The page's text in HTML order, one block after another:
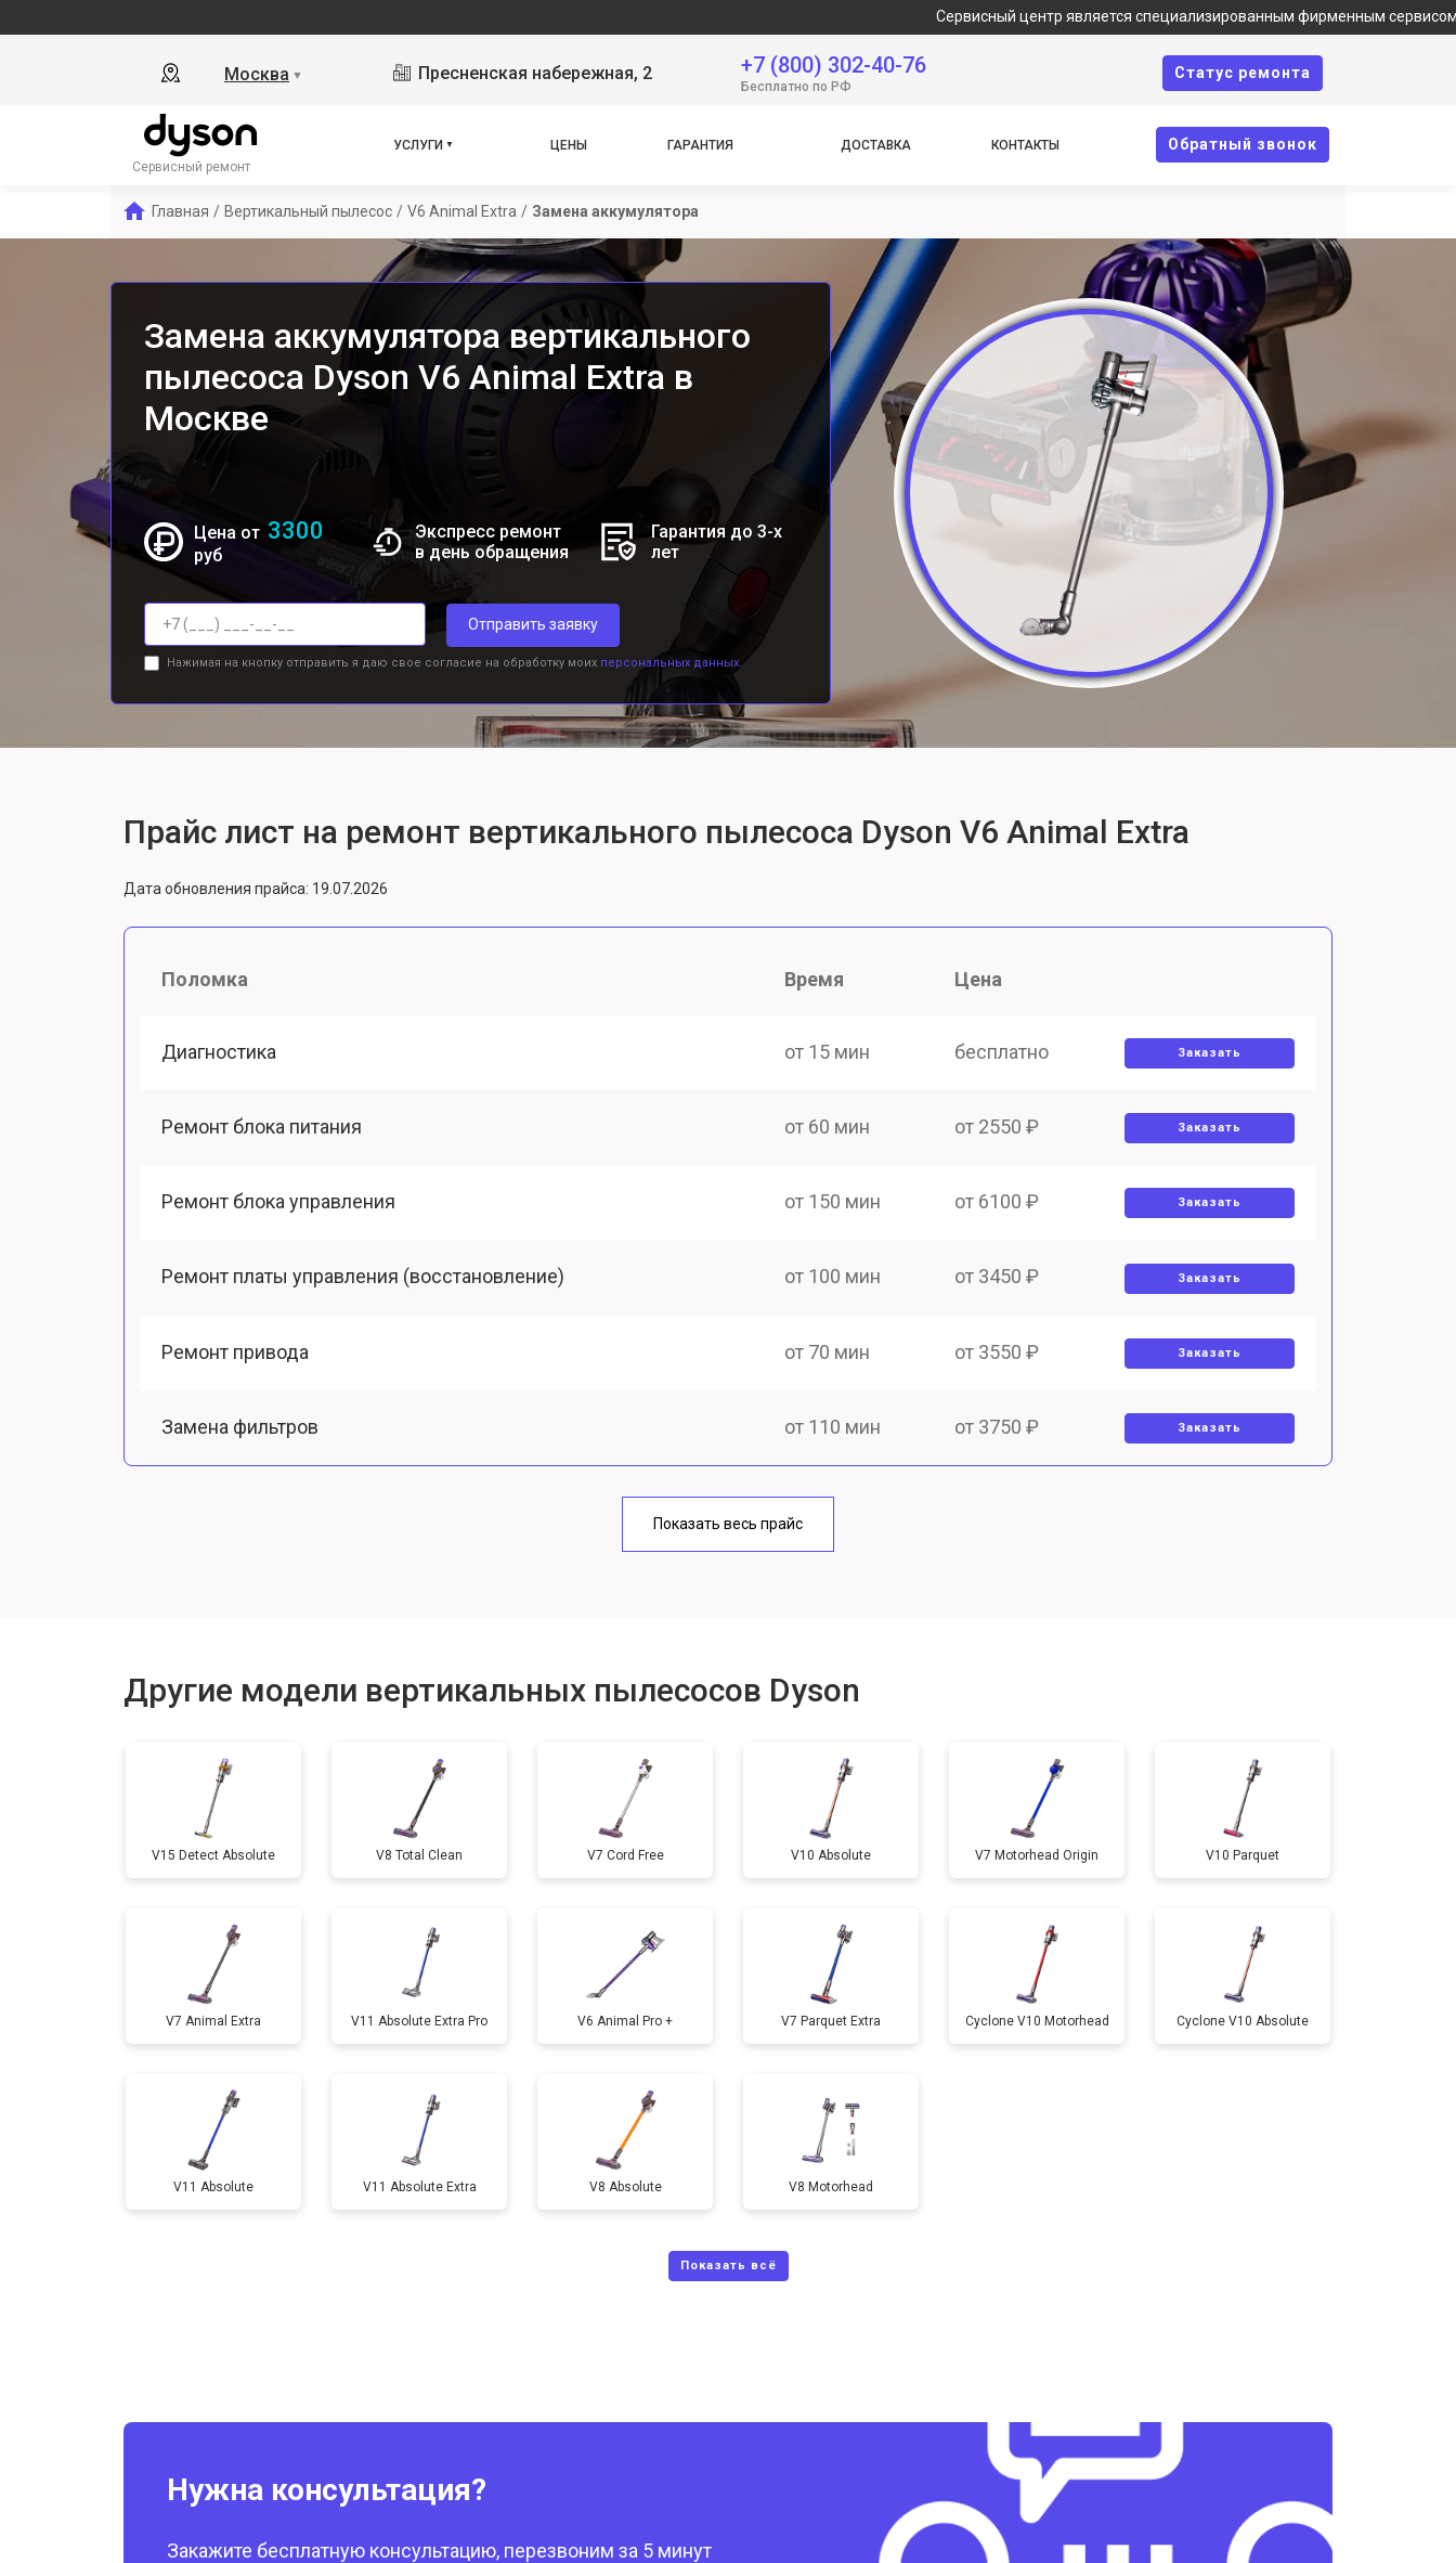
Сервисный центр является специализированным фирменным сервисом по
Москва ▼ Пресненская набережная, 2 +7 (800) 302-40-76
Бесплатно по РФ
Cтатус ремонта
Сервисный ремонт
УСЛУГИ ЦЕНЫ ГАРАНТИЯ ДОСТАВКА КОНТАКТЫ Oбратный звонок
Главная / Вертикальный пылесос / V6 Animal Extra / Замена аккумулятора
Замена аккумулятора вертикального
пылесоса Dyson V6 Animal Extra в
Москве
Цена от 3300
руб
Экспресс ремонт
в день обращения
Гарантия до 3-х
лет
Отправить заявку
Нажимая на кнопку отправить я даю свое согласие на обработку моих персональных данных.
Прайс лист на ремонт вертикального пылесоса Dyson V6 Animal Extra
Дата обновления прайса: 19.07.2026
Поломка Время Цена
Диагностика от 15 мин бесплатно Заказать
Ремонт блока питания от 60 мин от 2550 ₽ Заказать
Ремонт блока управления от 150 мин от 6100 ₽ Заказать
Ремонт платы управления (восстановление) от 100 мин от 3450 ₽ Заказать
Ремонт привода от 70 мин от 3550 ₽ Заказать
Замена фильтров от 110 мин от 3750 ₽ Заказать
от 80 мин
Показать весь прайс
Другие модели вертикальных пылесосов Dyson
V15 Detect Absolute V8 Total Clean V7 Cord Free V10 Absolute V7 Motorhead Origin V10 Parquet
V7 Animal Extra V11 Absolute Extra Pro V6 Animal Pro + V7 Parquet Extra Cyclone V10 Motorhead Cyclone V10 Absolute
V11 Absolute V11 Absolute Extra V8 Absolute V8 Motorhead
Нужна консультация?
Закажите бесплатную консультацию, перезвоним за 5 минут